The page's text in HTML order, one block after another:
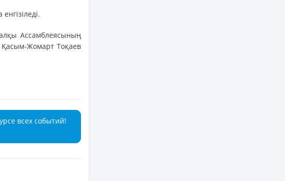
Ассамблеясының
Қасым-Жомарт Тоқаев
всех событий!